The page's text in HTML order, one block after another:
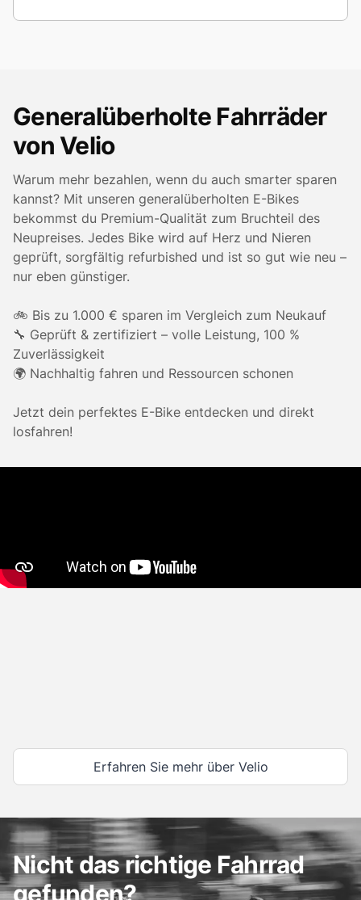
Generalüberholte Fahrräder
von Velio
Warum mehr bezahlen, wenn du auch smarter sparen
kannst? Mit unseren generalüberholten E-Bikes
bekommst du Premium-Qualität zum Bruchteil des
Neupreises. Jedes Bike wird auf Herz und Nieren
geprüft, sorgfältig refurbished und ist so gut wie neu –
nur eben günstiger.
🚲 Bis zu 1.000 € sparen im Vergleich zum Neukauf
🔧 Geprüft & zertifiziert – volle Leistung, 100 %
Zuverlässigkeit
🌍 Nachhaltig fahren und Ressourcen schonen
Jetzt dein perfektes E-Bike entdecken und direkt
losfahren!
Erfahren Sie mehr über Velio
Nicht das richtige Fahrrad
gefunden?